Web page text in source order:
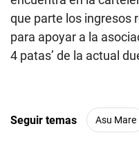
que parte los ingresos
para apoyar a la
4 patas’ de la actual
Seguir temas Asu Mare